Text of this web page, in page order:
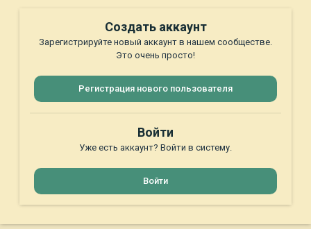
Создать аккаунт
Зарегистрируйте новый аккаунт в нашем сообществе.
Это очень просто!
Регистрация нового пользователя
Войти
Уже есть аккаунт? Войти в систему.
Войти